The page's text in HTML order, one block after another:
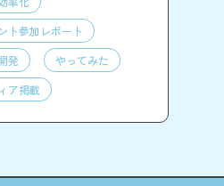
ト参加レポート
発
やってみた
ア掲載